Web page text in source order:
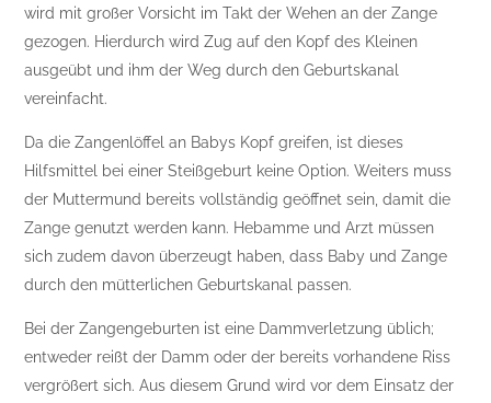
wird mit großer Vorsicht im Takt der Wehen an der Zange
gezogen. Hierdurch wird Zug auf den Kopf des Kleinen
ausgeübt und ihm der Weg durch den Geburtskanal
vereinfacht.
Da die Zangenlöffel an Babys Kopf greifen, ist dieses
Hilfsmittel bei einer Steißgeburt keine Option. Weiters muss
der Muttermund bereits vollständig geöffnet sein, damit die
Zange genutzt werden kann. Hebamme und Arzt müssen
sich zudem davon überzeugt haben, dass Baby und Zange
durch den mütterlichen Geburtskanal passen.
Bei der Zangengeburten ist eine Dammverletzung üblich;
entweder reißt der Damm oder der bereits vorhandene Riss
vergrößert sich. Aus diesem Grund wird vor dem Einsatz der